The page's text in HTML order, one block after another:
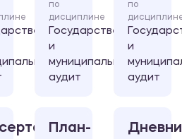
по
дисциплине
Государственный
и
муниципальный
аудит
по
и
аудит
План-